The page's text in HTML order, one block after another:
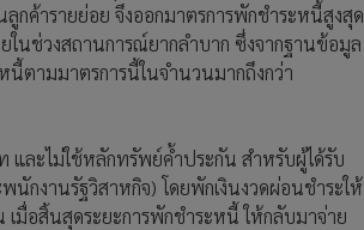
กค้ารายย่อย จึงออกมาตรการพักชำระหนี้สูงสุด
ในช่วงสถานการณ์ยากลำบาก ซึ่งจากฐานข้อมูล
ตามมาตรการนี้ในจำนวนมากถึงกว่า
และไม่ใช้หลักทรัพย์ค้ำประกัน สำหรับผู้ได้รับ
พนักงานรัฐวิสาหกิจ) โดยพักเงินงวดผ่อนชำระให้
เมื่อสิ้นสุดระยะการพักชำระหนี้ ให้กลับมาจ่าย